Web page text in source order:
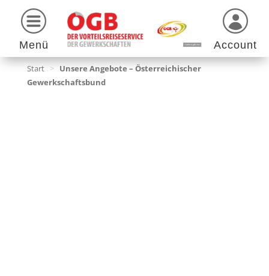
Menü Account
Start > Unsere Angebote – Österreichischer
Gewerkschaftsbund